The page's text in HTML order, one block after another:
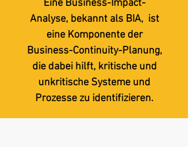
Eine Business-Impact-
Analyse, bekannt als BIA, ist
eine Komponente der
Business-Continuity-Planung,
die dabei hilft, kritische und
unkritische Systeme und
Prozesse zu identifizieren.